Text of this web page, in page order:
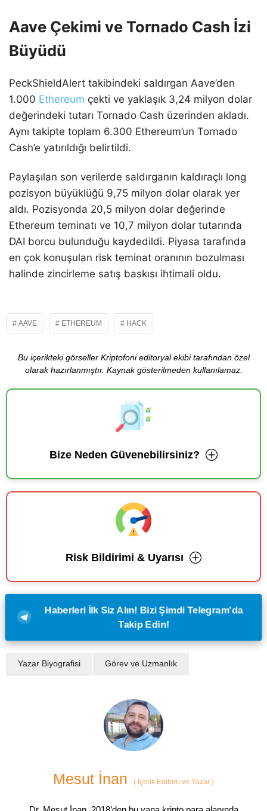
Aave Çekimi ve Tornado Cash İzi
Büyüdü
PeckShieldAlert takibindeki saldırgan Aave’den
1.000 Ethereum çekti ve yaklaşık 3,24 milyon dolar
değerindeki tutarı Tornado Cash üzerinden akladı.
Aynı takipte toplam 6.300 Ethereum’un Tornado
Cash’e yatırıldığı belirtildi.
Paylaşılan son verilerde saldırganın kaldıraçlı long
pozisyon büyüklüğü 9,75 milyon dolar olarak yer
aldı. Pozisyonda 20,5 milyon dolar değerinde
Ethereum teminatı ve 10,7 milyon dolar tutarında
DAI borcu bulunduğu kaydedildi. Piyasa tarafında
en çok konuşulan risk teminat oranının bozulması
halinde zincirleme satış baskısı ihtimali oldu.
AAVE ETHEREUM HACK
Bu içerikteki görseller Kriptofoni editoryal ekibi tarafından özel
olarak hazırlanmıştır. Kaynak gösterilmeden kullanılamaz.
Bize Neden Güvenebilirsiniz?
Risk Bildirimi & Uyarısı
Haberleri İlk Siz Alın! Bizi Şimdi Telegram'da
Takip Edin!
Yazar Biyografisi Görev ve Uzmanlık
Mesut İnan ( İçerik Editörü ve Yazar )